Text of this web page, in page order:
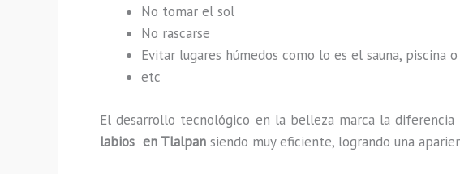
No tomar el sol
No rascarse
Evitar lugares húmedos como lo es el sauna, piscina
etc
El desarrollo tecnológico en la belleza marca la
labios en Tlalpan siendo muy eficiente, logrando una